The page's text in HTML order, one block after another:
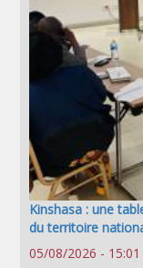
Kinshasa : une
du territoire
05/08/2026 - 15:01